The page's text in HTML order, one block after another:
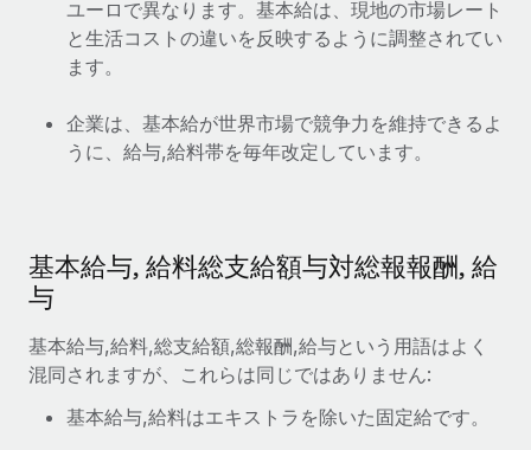
詳細を見る
ユーロで異なります。基本給は、現地の市場レート
と生活コストの違いを反映するように調整されてい
ます。
企業は、基本給が世界市場で競争力を維持できるよ
うに、給与,給料帯を毎年改定しています。
基本給与, 給料総支給額与対総報報酬, 給
与
基本給与,給料,総支給額,総報酬,給与という用語はよく
混同されますが、これらは同じではありません:
基本給与,給料はエキストラを除いた固定給です。